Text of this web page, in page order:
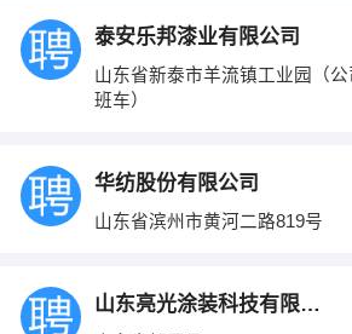
泰安乐邦漆业有限公司
山东省新泰市羊流镇工业园（
班车）
华纺股份有限公司
山东省滨州市黄河二路819号
山东亮光涂装科技有限公司